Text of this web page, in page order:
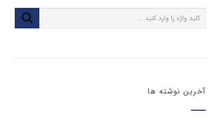
آخرین نوشته ها